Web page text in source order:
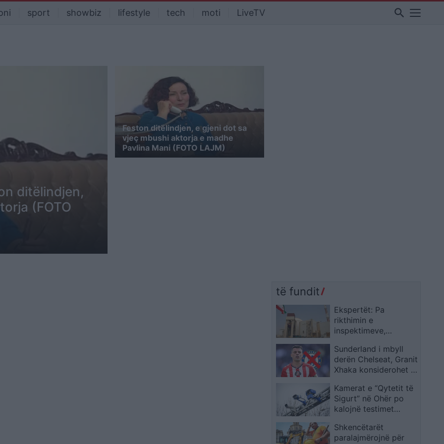
sport showbiz lifestyle tech moti LiveTV search
ditëlindjen,
(FOTO
Feston ditëlindjen, e gjeni dot sa
vjeç mbushi aktorja e madhe
Pavlina Mani (FOTO LAJM)
të fundit
Ekspertët: Pa
rikthimin e
inspektimeve,
Iranit mbetet i
paverifikueshëm
plotësisht
Sunderland i mbyll
derën Chelseat, Granit
Xhaka konsiderohet i
Kamerat e “Qytetit të
Sigurt” në Ohër po
kalojnë testimet
plotë pritet së shpejti
në gjithë qytetin
Shkencëtarët
paralajmërojnë për